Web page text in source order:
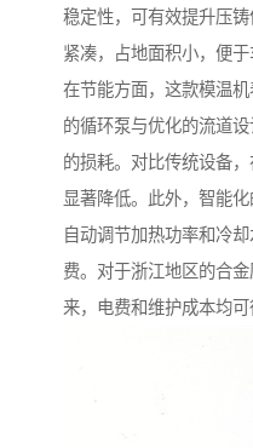
稳定性，可有效提升压
紧凑，占地面积小，便于
在节能方面，这款模温
的循环泵与优化的流道
的损耗。对比传统设备
显著降低。此外，智能
自动调节加热功率和冷
费。对于浙江地区的合
来，电费和维护成本均可